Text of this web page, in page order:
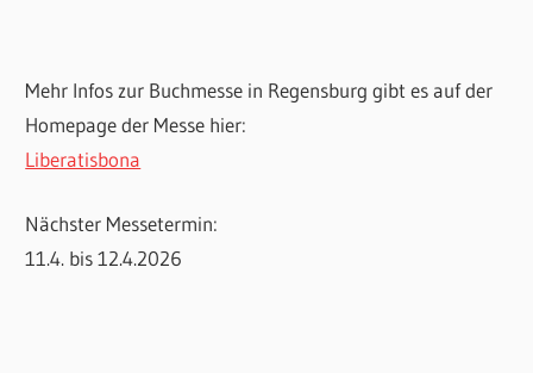
Mehr Infos zur Buchmesse in Regensburg gibt es auf der
Homepage der Messe hier:
Liberatisbona
Nächster Messetermin:
11.4. bis 12.4.2026